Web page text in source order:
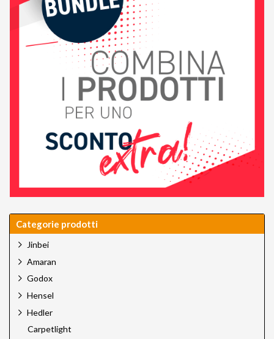
Categorie prodotti
Jinbei
Amaran
Godox
Hensel
Hedler
Carpetlight